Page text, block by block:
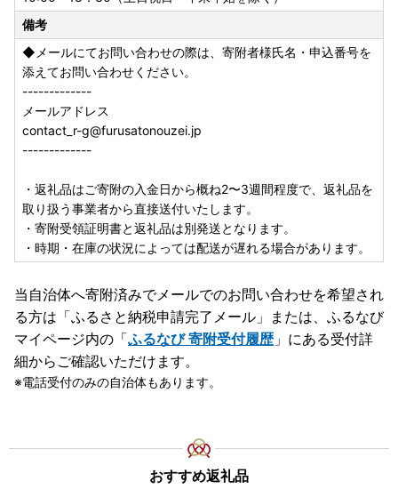
備考
◆メールにてお問い合わせの際は、寄附者様氏名・申込番号を
添えてお問い合わせください。
-------------
メールアドレス
contact_r-g@furusatonouzei.jp
-------------
・返礼品はご寄附の入金日から概ね2〜3週間程度で、返礼品を
取り扱う事業者から直接送付いたします。
・寄附受領証明書と返礼品は別発送となります。
・時期・在庫の状況によっては配送が遅れる場合があります。
当自治体へ寄附済みでメールでのお問い合わせを希望され
る方は「ふるさと納税申請完了メール」 または、ふるなび
マイページ内の「ふるなび 寄附受付履歴」にある受付詳
細からご確認いただけます。
電話受付のみの自治体もあります。
おすすめ返礼品